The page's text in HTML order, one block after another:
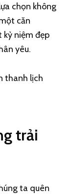
chọn không
căn
kỷ niệm đẹp
yêu.
trải
ta quên